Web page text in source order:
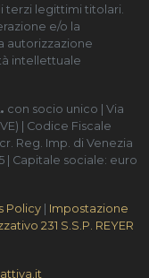
terzi legittimi titolari.
e/o la
autorizzazione
intellettuale
con socio unico | Via
| Codice Fiscale
Reg. Imp. di Venezia
| Capitale sociale: euro
Policy | Impostazione
231 S.S.P. REYER